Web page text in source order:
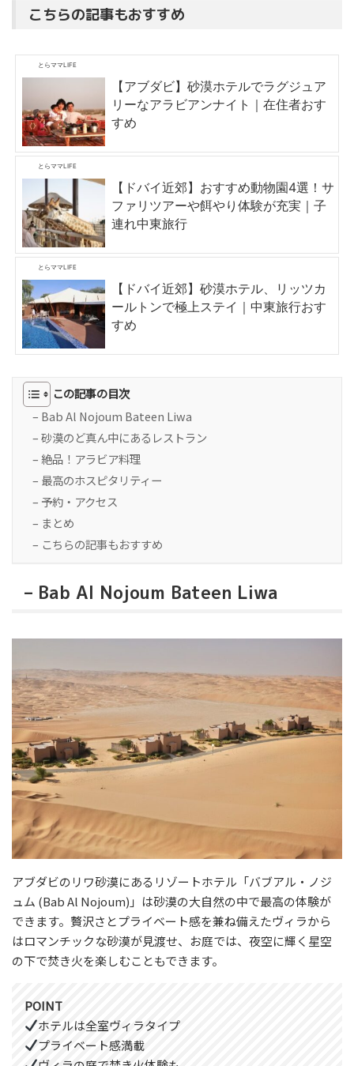
こちらの記事もおすすめ
とらママLIFE
【アブダビ】砂漠ホテルでラグジュア
リーなアラビアンナイト｜在住者おす
すめ
とらママLIFE
【ドバイ近郊】おすすめ動物園4選！サ
ファリツアーや餌やり体験が充実｜子
連れ中東旅行
とらママLIFE
【ドバイ近郊】砂漠ホテル、リッツカ
ールトンで極上ステイ｜中東旅行おす
すめ
この記事の目次
– Bab Al Nojoum Bateen Liwa
– 砂漠のど真ん中にあるレストラン
– 絶品！アラビア料理
– 最高のホスピタリティー
– 予約・アクセス
– まとめ
– こちらの記事もおすすめ
– Bab Al Nojoum Bateen Liwa
アブダビのリワ砂漠にあるリゾートホテル「バブアル・ノジ
ュム (Bab Al Nojoum)」は砂漠の大自然の中で最高の体験が
できます。贅沢さとプライベート感を兼ね備えたヴィラから
はロマンチックな砂漠が見渡せ、お庭では、夜空に輝く星空
の下で焚き火を楽しむこともできます。
POINT
ホテルは全室ヴィラタイプ
プライベート感満載